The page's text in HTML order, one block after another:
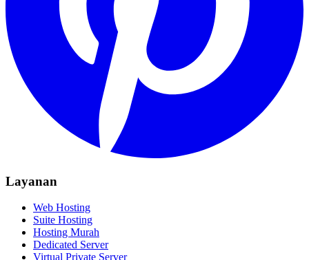
Layanan
Web Hosting
Suite Hosting
Hosting Murah
Dedicated Server
Virtual Private Server